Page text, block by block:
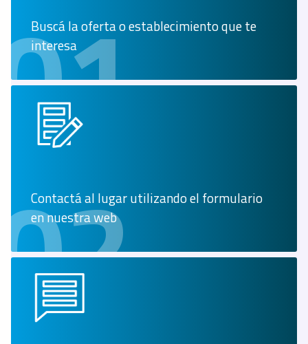
Buscá la oferta o establecimiento que te
interesa
Contactá al lugar utilizando el formulario
en nuestra web